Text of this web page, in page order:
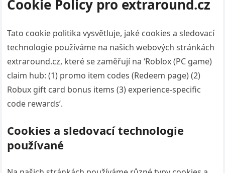
Cookie Policy pro extraround.cz
Tato cookie politika vysvětluje, jaké cookies a sledovací
technologie používáme na našich webových stránkách
extraround.cz, které se zaměřují na ‘Roblox (PC game)
claim hub: (1) promo item codes (Redeem page) (2)
Robux gift card bonus items (3) experience-specific
code rewards’.
Cookies a sledovací technologie
používané